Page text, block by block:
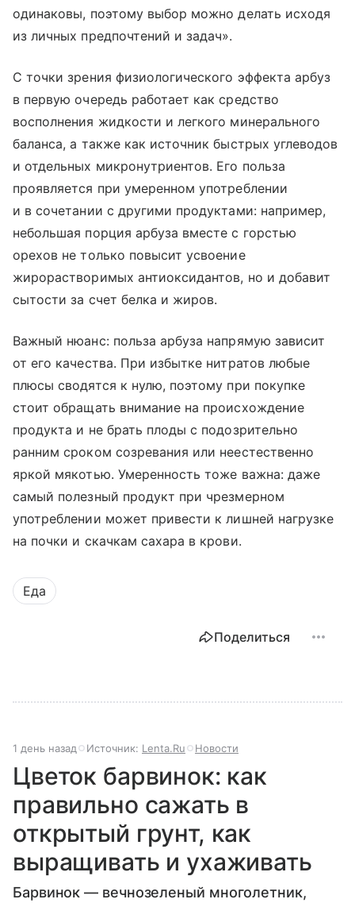
одинаковы, поэтому выбор можно делать исходя
из личных предпочтений и задач».
С точки зрения физиологического эффекта арбуз
в первую очередь работает как средство
восполнения жидкости и легкого минерального
баланса, а также как источник быстрых углеводов
и отдельных микронутриентов. Его польза
проявляется при умеренном употреблении
и в сочетании с другими продуктами: например,
небольшая порция арбуза вместе с горстью
орехов не только повысит усвоение
жирорастворимых антиоксидантов, но и добавит
сытости за счет белка и жиров.
Важный нюанс: польза арбуза напрямую зависит
от его качества. При избытке нитратов любые
плюсы сводятся к нулю, поэтому при покупке
стоит обращать внимание на происхождение
продукта и не брать плоды с подозрительно
ранним сроком созревания или неестественно
яркой мякотью. Умеренность тоже важна: даже
самый полезный продукт при чрезмерном
употреблении может привести к лишней нагрузке
на почки и скачкам сахара в крови.
Еда
Поделиться
1 день назад Источник: Lenta.Ru Новости
Цветок барвинок: как
правильно сажать в
открытый грунт, как
выращивать и ухаживать
Барвинок — вечнозеленый многолетник,